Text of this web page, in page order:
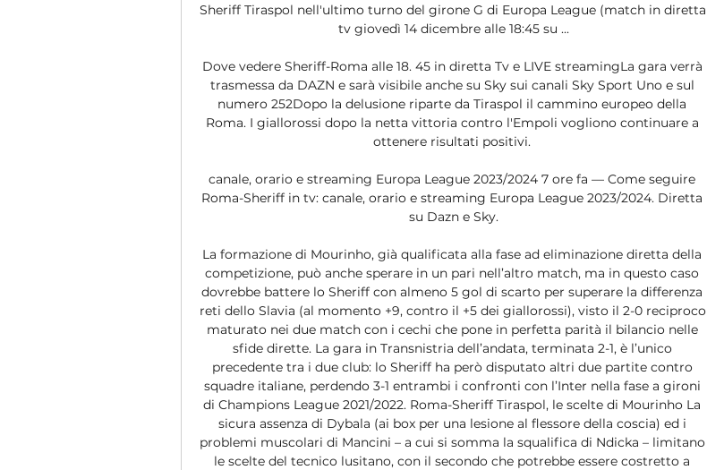
Sheriff Tiraspol nell'ultimo turno del girone G di Europa League (match in diretta
tv giovedì 14 dicembre alle 18:45 su ...
Dove vedere Sheriff-Roma alle 18. 45 in diretta Tv e LIVE streamingLa gara verrà
trasmessa da DAZN e sarà visibile anche su Sky sui canali Sky Sport Uno e sul
numero 252Dopo la delusione riparte da Tiraspol il cammino europeo della
Roma. I giallorossi dopo la netta vittoria contro l'Empoli vogliono continuare a
ottenere risultati positivi.
canale, orario e streaming Europa League 2023/2024 7 ore fa — Come seguire
Roma-Sheriff in tv: canale, orario e streaming Europa League 2023/2024. Diretta
su Dazn e Sky.
La formazione di Mourinho, già qualificata alla fase ad eliminazione diretta della
competizione, può anche sperare in un pari nell’altro match, ma in questo caso
dovrebbe battere lo Sheriff con almeno 5 gol di scarto per superare la differenza
reti dello Slavia (al momento +9, contro il +5 dei giallorossi), visto il 2-0 reciproco
maturato nei due match con i cechi che pone in perfetta parità il bilancio nelle
sfide dirette. La gara in Transnistria dell’andata, terminata 2-1, è l’unico
precedente tra i due club: lo Sheriff ha però disputato altri due partite contro
squadre italiane, perdendo 3-1 entrambi i confronti con l’Inter nella fase a gironi
di Champions League 2021/2022. Roma-Sheriff Tiraspol, le scelte di Mourinho La
sicura assenza di Dybala (ai box per una lesione al flessore della coscia) ed i
problemi muscolari di Mancini – a cui si somma la squalifica di Ndicka – limitano
le scelte del tecnico lusitano, con il secondo che potrebbe essere costretto a